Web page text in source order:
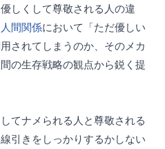
しくして尊敬される人の違
人間関係において「ただ優しい
されてしまうのか、そのメカ
の生存戦略の観点から鋭く提
てナメられる人と尊敬される
引きをしっかりするかしない